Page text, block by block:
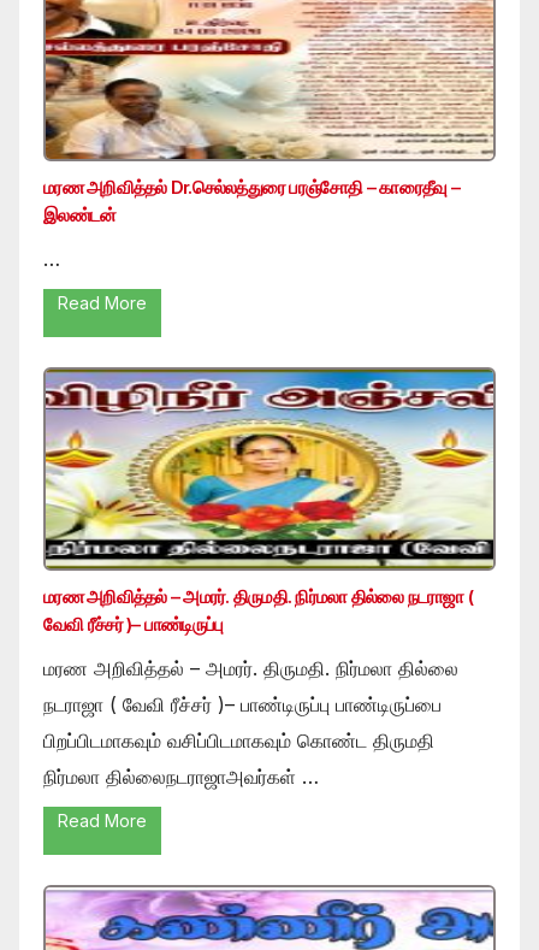
மரண அறிவித்தல் Dr.செல்லத்துரை பரஞ்சோதி – காரைதீவு –
இலண்டன்
…
Read More
மரண அறிவித்தல் – அமரர். திருமதி. நிர்மலா தில்லை நடராஜா (
வேவி ரீச்சர் )– பாண்டிருப்பு
மரண அறிவித்தல் – அமரர். திருமதி. நிர்மலா தில்லை
நடராஜா ( வேவி ரீச்சர் )– பாண்டிருப்பு பாண்டிருப்பை
பிறப்பிடமாகவும் வசிப்பிடமாகவும் கொண்ட திருமதி
நிர்மலா தில்லைநடராஜாஅவர்கள் …
Read More